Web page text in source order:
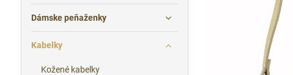
Dámske peňaženky
Kabelky
Kožené kabelky